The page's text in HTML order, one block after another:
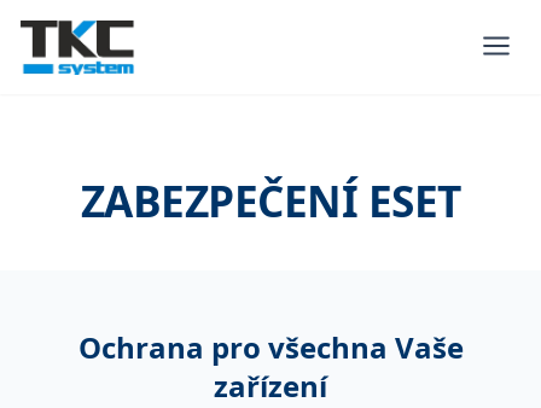
ZABEZPEČENÍ ESET
Ochrana pro všechna Vaše
zařízení